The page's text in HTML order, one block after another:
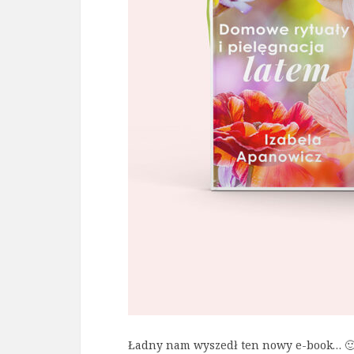
Ładny nam wyszedł ten nowy e-book…